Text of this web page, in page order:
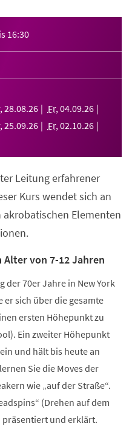
16:30
, 28.08.26 Fr, 04.09.26
, 25.09.26 Fr, 02.10.26
Leitung erfahrener
Kurs wendet sich an
Elementen
von 7-12 Jahren
der 70er Jahre in New York
sich über die gesamte
ersten Höhepunkt zu
Ein zweiter Höhepunkt
und hält bis heute an
Sie die Moves der
wie „auf der Straße“.
(Drehen auf dem
präsentiert und erklärt.